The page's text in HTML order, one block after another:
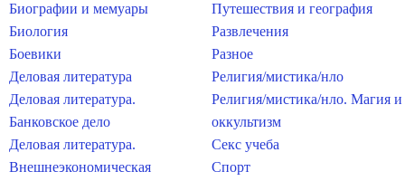
Биографии и мемуары
Биология
Боевики
Деловая литература
Деловая литература.
Банковское дело
Деловая литература.
Внешнеэкономическая
Путешествия и география
Развлечения
Разное
Религия/мистика/нло
Религия/мистика/нло. Магия и
оккультизм
Секс учеба
Спорт